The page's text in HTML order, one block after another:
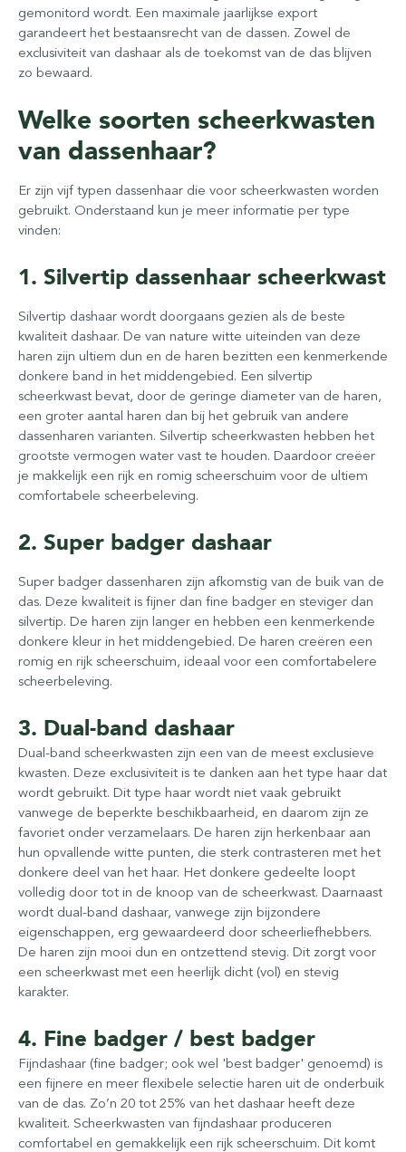
gemonitord wordt. Een maximale jaarlijkse export
garandeert het bestaansrecht van de dassen. Zowel de
exclusiviteit van dashaar als de toekomst van de das blijven
zo bewaard.
Welke soorten scheerkwasten
van dassenhaar?
Er zijn vijf typen dassenhaar die voor scheerkwasten worden
gebruikt. Onderstaand kun je meer informatie per type
vinden:
1. Silvertip dassenhaar scheerkwast
Silvertip dashaar wordt doorgaans gezien als de beste
kwaliteit dashaar. De van nature witte uiteinden van deze
haren zijn ultiem dun en de haren bezitten een kenmerkende
donkere band in het middengebied. Een silvertip
scheerkwast bevat, door de geringe diameter van de haren,
een groter aantal haren dan bij het gebruik van andere
dassenharen varianten. Silvertip scheerkwasten hebben het
grootste vermogen water vast te houden. Daardoor creëer
je makkelijk een rijk en romig scheerschuim voor de ultiem
comfortabele scheerbeleving.
2. Super badger dashaar
Super badger dassenharen zijn afkomstig van de buik van de
das. Deze kwaliteit is fijner dan fine badger en steviger dan
silvertip. De haren zijn langer en hebben een kenmerkende
donkere kleur in het middengebied. De haren creëren een
romig en rijk scheerschuim, ideaal voor een comfortabelere
scheerbeleving.
3. Dual-band dashaar
Dual-band scheerkwasten zijn een van de meest exclusieve
kwasten. Deze exclusiviteit is te danken aan het type haar dat
wordt gebruikt. Dit type haar wordt niet vaak gebruikt
vanwege de beperkte beschikbaarheid, en daarom zijn ze
favoriet onder verzamelaars. De haren zijn herkenbaar aan
hun opvallende witte punten, die sterk contrasteren met het
donkere deel van het haar. Het donkere gedeelte loopt
volledig door tot in de knoop van de scheerkwast. Daarnaast
wordt dual-band dashaar, vanwege zijn bijzondere
eigenschappen, erg gewaardeerd door scheerliefhebbers.
De haren zijn mooi dun en ontzettend stevig. Dit zorgt voor
een scheerkwast met een heerlijk dicht (vol) en stevig
karakter.
4. Fine badger / best badger
Fijndashaar (fine badger; ook wel 'best badger' genoemd) is
een fijnere en meer flexibele selectie haren uit de onderbuik
van de das. Zo’n 20 tot 25% van het dashaar heeft deze
kwaliteit. Scheerkwasten van fijndashaar produceren
comfortabel en gemakkelijk een rijk scheerschuim. Dit komt